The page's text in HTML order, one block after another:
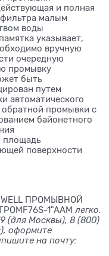
и полная
малым
воды
указывает,
вручную
очередную
промывку
быть
путем
автоматического
обратной промывки с
байонетного
площадь
поверхности
ПРОМЫВНОЙ
1"AAM​ легко.
(для Москвы), 8 (800)
оформите
на почту: